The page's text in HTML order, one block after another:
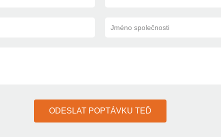
Jméno společnosti
ODESLAT POPTÁVKU TEĎ